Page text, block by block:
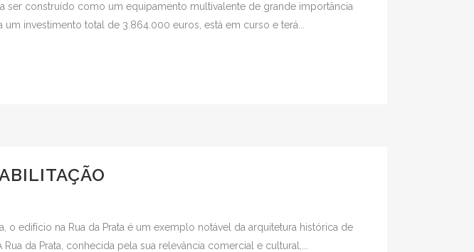
ser construído como um equipamento multivalente de grande importância
investimento total de 3.864.000 euros, está em curso e terá...
o edifício na Rua da Prata é um exemplo notável da arquitetura histórica de
da Prata, conhecida pela sua relevância comercial e cultural,...